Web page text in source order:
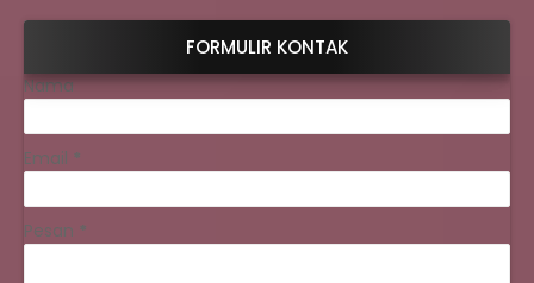
FORMULIR KONTAK
Nama
Email *
Pesan *